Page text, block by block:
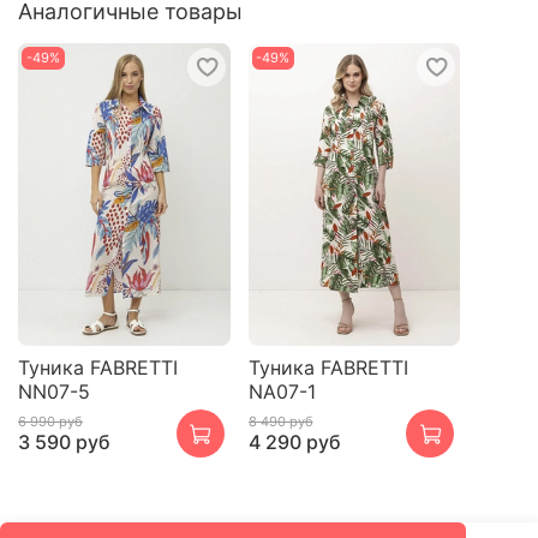
Аналогичные товары
-49%
Туника FABRETTI
NN07-5
6 990 руб
3 590 руб
-49%
Туника FABRETTI
NA07-1
8 490 руб
4 290 руб